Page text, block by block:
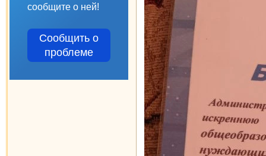
сообщите о ней!
Сообщить о
проблеме